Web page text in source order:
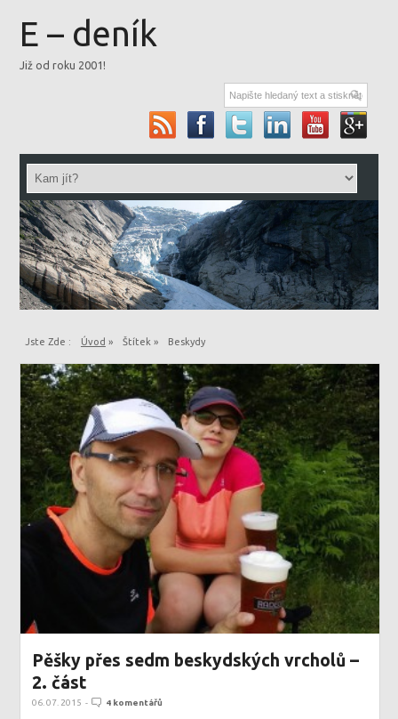
E – deník
Již od roku 2001!
Jste Zde : Úvod » Štítek » Beskydy
Pěšky přes sedm beskydských vrcholů –
2. část
06. 07. 2015 - 4 komentářů